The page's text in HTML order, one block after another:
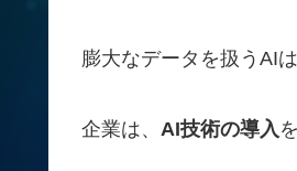
膨大なデータを扱うAI
企業は、 AI技術の導入